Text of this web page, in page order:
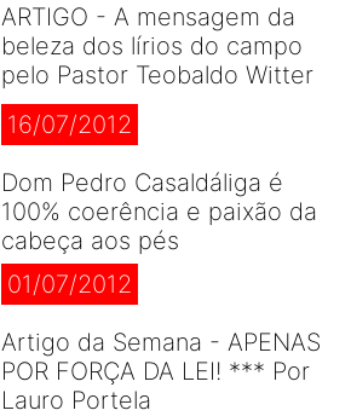
ARTIGO - A mensagem da
beleza dos lírios do campo
pelo Pastor Teobaldo Witter
16/07/2012
Dom Pedro Casaldáliga é
100% coerência e paixão da
cabeça aos pés
01/07/2012
Artigo da Semana - APENAS
POR FORÇA DA LEI! *** Por
Lauro Portela